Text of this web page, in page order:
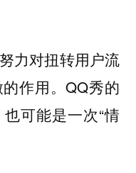
力对扭转用户流
作用。QQ秀的
可能是一次“情